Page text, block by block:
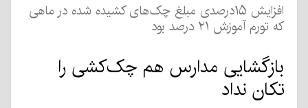
افزایش ۱۵درصدی مبلغ چک‌های کشیده شده در ماهی
که تورم آموزش ۲۱ درصد بود
بازگشایی مدارس هم چک‌کشی را
تکان نداد